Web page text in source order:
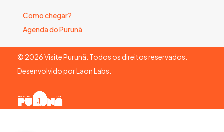
Como chegar?
Agenda do Purunã
© 2026Visite Purunã. Todos os direitos reservados.
Desenvolvido porLaon Labs